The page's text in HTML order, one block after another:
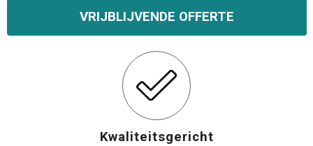
VRIJBLIJVENDE OFFERTE
Kwaliteitsgericht